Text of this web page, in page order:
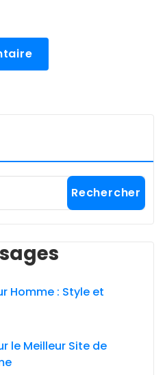
Rechercher
Homme : Style et
le Meilleur Site de